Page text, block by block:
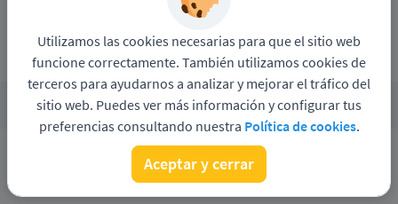
Funciona conPandapé Política de privacidad
Utilizamos las cookies necesarias para que el sitio web
funcione correctamente. También utilizamos cookies de
terceros para ayudarnos a analizar y mejorar el tráfico del
sitio web. Puedes ver más información y configurar tus
preferencias consultando nuestra Política de cookies.
Aceptar y cerrar